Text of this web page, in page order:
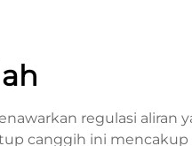
regulasi aliran
canggih ini